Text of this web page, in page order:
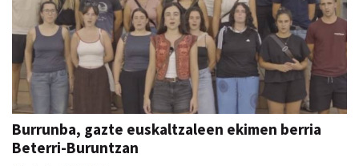
Burrunba, gazte euskaltzaleen ekimen berria
Beterri-Buruntzan
Aiurri abu 07, 07:00